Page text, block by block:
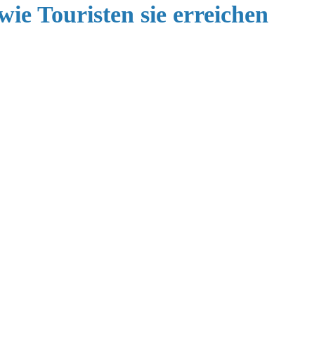
Touristen sie erreichen